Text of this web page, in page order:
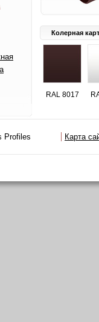
Колерная
RAL 8017
Profiles Карта